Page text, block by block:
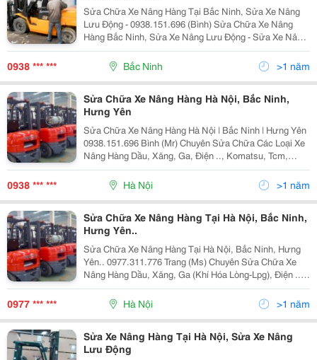
Sửa Chữa Xe Nâng Hàng Tại Bắc Ninh, Sửa Xe Nâng
Lưu Động - 0938.151.696 (Bình) Sửa Chữa Xe Nâng
Hàng Bắc Ninh, Sửa Xe Nâng Lưu Động - Sửa Xe Nâng
Điện, Dầu, Xăng, Ga (Lpg).., - Chuyên Sửa Xe Nâng,
Bảo Dưỡng Xe Nâng, Bảo Trì Xe Nâng Các Loại
0938 *** *** Bắc Ninh >1 năm
Sửa Chữa Xe Nâng Hàng Hà Nội, Bắc Ninh,
Hưng Yên
Sửa Chữa Xe Nâng Hàng Hà Nội | Bắc Ninh | Hưng Yên
0938.151.696 Bình (Mr) Chuyên Sửa Chữa Các Loại Xe
Nâng Hàng Dầu, Xăng, Ga, Điện .., Komatsu, Tcm,
Mitsubishi, Nissan, Yale, Hyundai, Daewoo, Toyota,
Kion-Baoli, Hyster, Doosan, Clark, Nichyu..,
0938 *** *** Hà Nội >1 năm
Sửa Chữa Xe Nâng Hàng Tại Hà Nội, Bắc Ninh,
Hưng Yên..
Sửa Chữa Xe Nâng Hàng Tại Hà Nội, Bắc Ninh, Hưng
Yên.. 0977.311.776 Trang (Ms) Chuyên Sửa Chữa Xe
Nâng Hàng Dầu, Xăng, Ga (Khí Hóa Lòng-Lpg), Điện ..,
Tại Hà Nội. Sửa Chữa Xe Nâng Hàng Các Loại.., Trọng
Tải Nâng Hàng Từ 1 Tấn Đến 20Tấn Xe Nâng
0977 *** *** Hà Nội >1 năm
Sửa Xe Nâng Hàng Tại Hà Nội, Sửa Xe Nâng
Lưu Động